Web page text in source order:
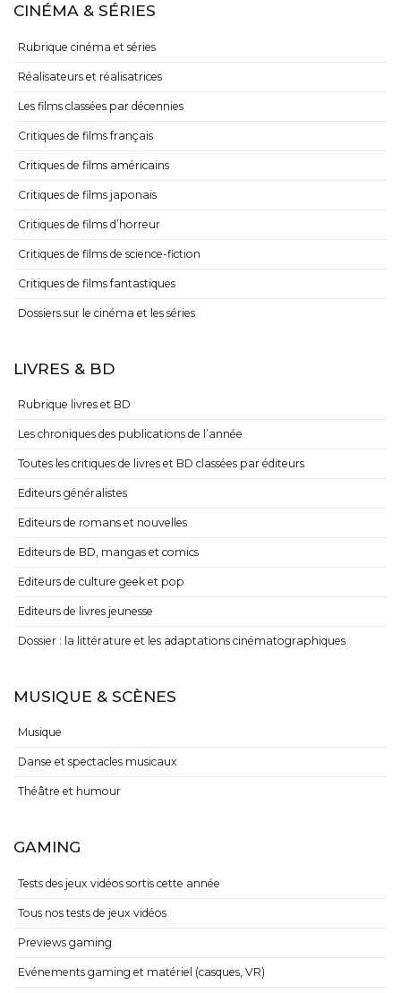
CINÉMA & SÉRIES
Rubrique cinéma et séries
Réalisateurs et réalisatrices
Les films classées par décennies
Critiques de films français
Critiques de films américains
Critiques de films japonais
Critiques de films d’horreur
Critiques de films de science-fiction
Critiques de films fantastiques
Dossiers sur le cinéma et les séries
LIVRES & BD
Rubrique livres et BD
Les chroniques des publications de l’année
Toutes les critiques de livres et BD classées par éditeurs
Editeurs généralistes
Editeurs de romans et nouvelles
Editeurs de BD, mangas et comics
Editeurs de culture geek et pop
Editeurs de livres jeunesse
Dossier : la littérature et les adaptations cinématographiques
MUSIQUE & SCÈNES
Musique
Danse et spectacles musicaux
Théâtre et humour
GAMING
Tests des jeux vidéos sortis cette année
Tous nos tests de jeux vidéos
Previews gaming
Evénements gaming et matériel (casques, VR)